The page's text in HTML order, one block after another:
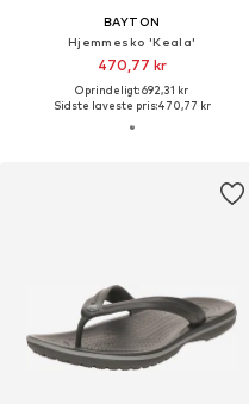
BAYTON
Hjemmesko 'Keala'
470,77 kr
Oprindeligt: 692,31 kr
Sidste laveste pris:470,77 kr